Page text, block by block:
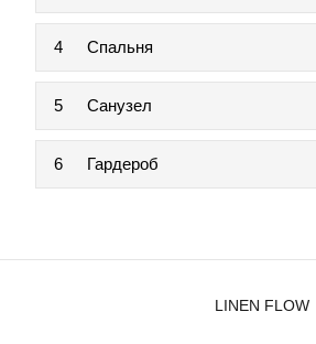
4 Спальня
5 Санузел
6 Гардероб
LINEN FLOW